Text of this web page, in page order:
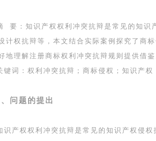
要： 知识产权权利冲突抗辩是常见的知识
计权抗辩等，本文结合实际案例探究了商
地理解注册商标权利冲突抗辩规则提供借鉴
键词：权利冲突抗辩；商标侵权；知识产权
问题的提出
识产权权利冲突抗辩是常见的知识产权侵